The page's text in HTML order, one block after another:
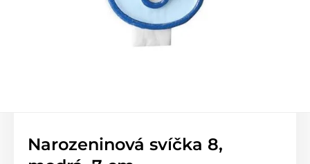
Narozeninová svíčka 8,